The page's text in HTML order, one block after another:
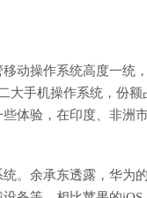
动操作系统高度一统
大手机操作系统，份
体验，在印度、非洲
。余承东透露，华为